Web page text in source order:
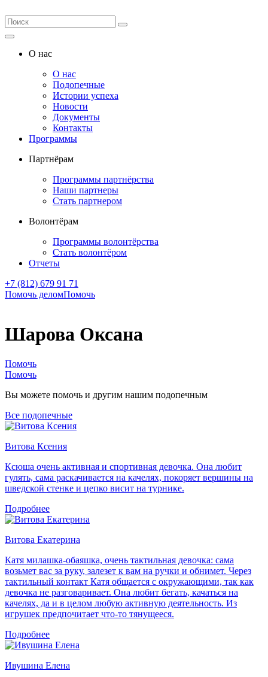
О нас
О нас
Подопечные
Истории успеха
Новости
Документы
Контакты
Программы
Партнёрам
Программы партнёрства
Наши партнеры
Стать партнером
Волонтёрам
Программы волонтёрства
Стать волонтёром
Отчеты
+7 (812) 679 91 71
Помочь деломПомочь
Шарова Оксана
Помочь
Помочь
Вы можете помочь и другим нашим подопечным
Все подопечные
Витова Ксения
Ксюша очень активная и спортивная девочка. Она любит
гулять, сама раскачивается на качелях, покоряет вершины на
шведской стенке и цепко висит на турнике.
Подробнее
Витова Екатерина
Катя милашка-обаяшка, очень тактильная девочка: сама
возьмет вас за руку, залезет к вам на ручки и обнимет. Через
тактильный контакт Катя общается с окружающими, так как
девочка не разговаривает. Она любит бегать, качаться на
качелях, да и в целом любую активную деятельность. Из
игрушек предпочитает что-то тянущееся.
Подробнее
Ивушина Елена